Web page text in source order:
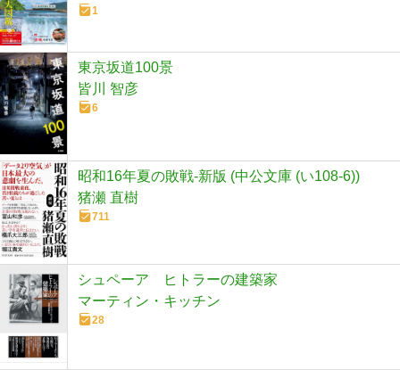
1
東京坂道100景
皆川 智彦
6
昭和16年夏の敗戦-新版 (中公文庫 (い108-6))
猪瀬 直樹
711
シュペーア ヒトラーの建築家
マーティン・キッチン
28